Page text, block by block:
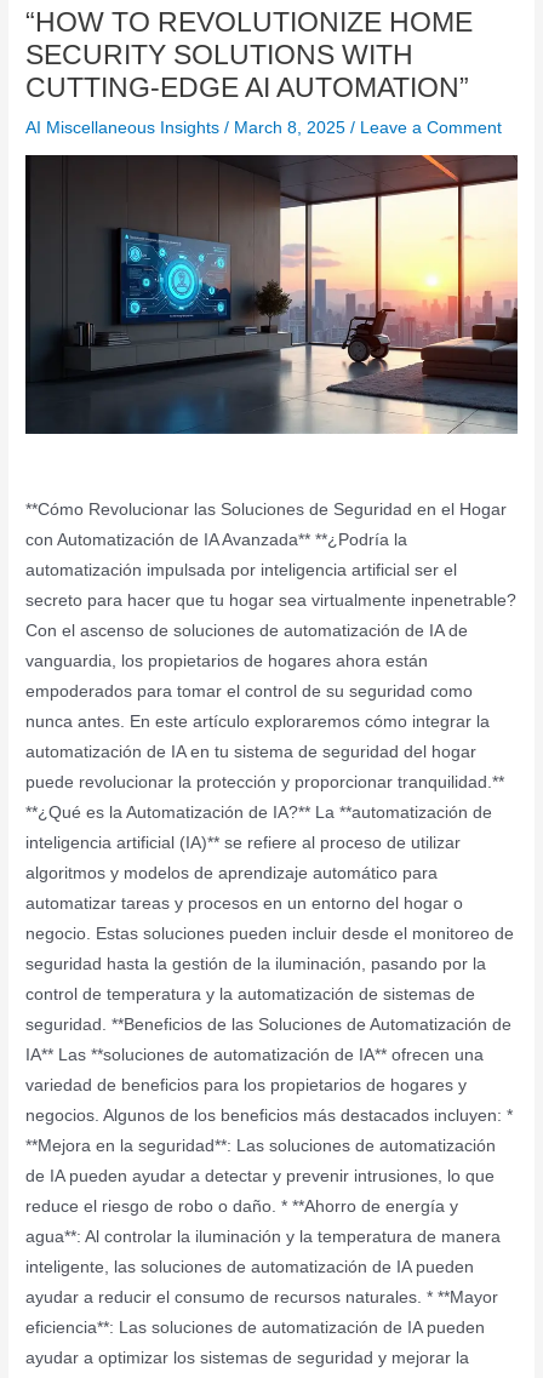
“HOW TO REVOLUTIONIZE HOME
SECURITY SOLUTIONS WITH
CUTTING-EDGE AI AUTOMATION”
AI Miscellaneous Insights / March 8, 2025/ Leave a Comment
**Cómo Revolucionar las Soluciones de Seguridad en el Hogar
con Automatización de IA Avanzada** **¿Podría la
automatización impulsada por inteligencia artificial ser el
secreto para hacer que tu hogar sea virtualmente inpenetrable?
Con el ascenso de soluciones de automatización de IA de
vanguardia, los propietarios de hogares ahora están
empoderados para tomar el control de su seguridad como
nunca antes. En este artículo exploraremos cómo integrar la
automatización de IA en tu sistema de seguridad del hogar
puede revolucionar la protección y proporcionar tranquilidad.**
**¿Qué es la Automatización de IA?** La **automatización de
inteligencia artificial (IA)** se refiere al proceso de utilizar
algoritmos y modelos de aprendizaje automático para
automatizar tareas y procesos en un entorno del hogar o
negocio. Estas soluciones pueden incluir desde el monitoreo de
seguridad hasta la gestión de la iluminación, pasando por la
control de temperatura y la automatización de sistemas de
seguridad. **Beneficios de las Soluciones de Automatización de
IA** Las **soluciones de automatización de IA** ofrecen una
variedad de beneficios para los propietarios de hogares y
negocios. Algunos de los beneficios más destacados incluyen: *
**Mejora en la seguridad**: Las soluciones de automatización
de IA pueden ayudar a detectar y prevenir intrusiones, lo que
reduce el riesgo de robo o daño. * **Ahorro de energía y
agua**: Al controlar la iluminación y la temperatura de manera
inteligente, las soluciones de automatización de IA pueden
ayudar a reducir el consumo de recursos naturales. * **Mayor
eficiencia**: Las soluciones de automatización de IA pueden
ayudar a optimizar los sistemas de seguridad y mejorar la